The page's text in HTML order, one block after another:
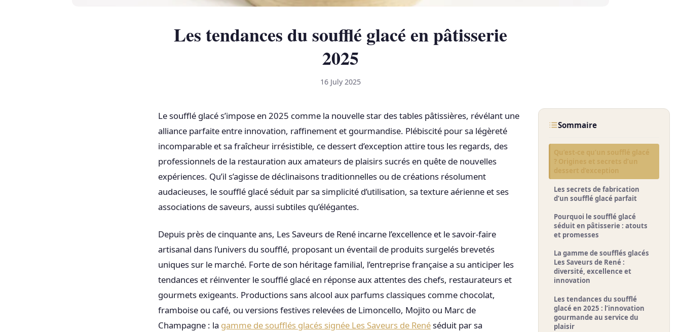
Les tendances du soufflé glacé en pâtisserie
2025
16 July 2025
Le soufflé glacé s’impose en 2025 comme la nouvelle star des tables pâtissières, révélant une
alliance parfaite entre innovation, raffinement et gourmandise. Plébiscité pour sa légèreté
incomparable et sa fraîcheur irrésistible, ce dessert d’exception attire tous les regards, des
professionnels de la restauration aux amateurs de plaisirs sucrés en quête de nouvelles
expériences. Qu’il s’agisse de déclinaisons traditionnelles ou de créations résolument
audacieuses, le soufflé glacé séduit par sa simplicité d’utilisation, sa texture aérienne et ses
associations de saveurs, aussi subtiles qu’élégantes.
Depuis près de cinquante ans, Les Saveurs de René incarne l’excellence et le savoir-faire
artisanal dans l’univers du soufflé, proposant un éventail de produits surgelés brevetés
uniques sur le marché. Forte de son héritage familial, l’entreprise française a su anticiper les
tendances et réinventer le soufflé glacé en réponse aux attentes des chefs, restaurateurs et
gourmets exigeants. Productions sans alcool aux parfums classiques comme chocolat,
framboise ou café, ou versions festives relevées de Limoncello, Mojito ou Marc de
Champagne : la gamme de soufflés glacés signée Les Saveurs de Renéséduit par sa
Sommaire
Qu’est-ce qu’un soufflé glacé
? Origines et secrets d’un
dessert d’exception
Les secrets de fabrication
d’un soufflé glacé parfait
Pourquoi le soufflé glacé
séduit en pâtisserie : atouts
et promesses
La gamme de soufflés glacés
Les Saveurs de René :
diversité, excellence et
innovation
Les tendances du soufflé
glacé en 2025 : l’innovation
gourmande au service du
plaisir